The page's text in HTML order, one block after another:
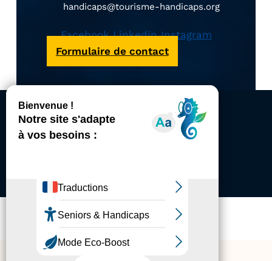
handicaps@tourisme-handicaps.org
Facebook Linkedin Instagram
Formulaire de contact
ACCESSIBILITÉ
REVUE DE PRESSE
PLAN DU SITE